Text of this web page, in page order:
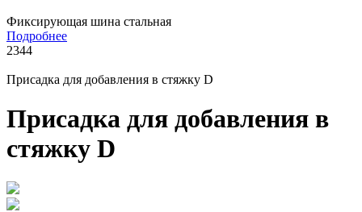
Фиксирующая шина стальная
Подробнее
2344
Присадка для добавления в стяжку D
Присадка для добавления в
стяжку D